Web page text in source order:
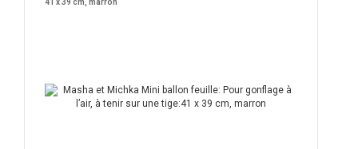
41 x 39 cm, marron